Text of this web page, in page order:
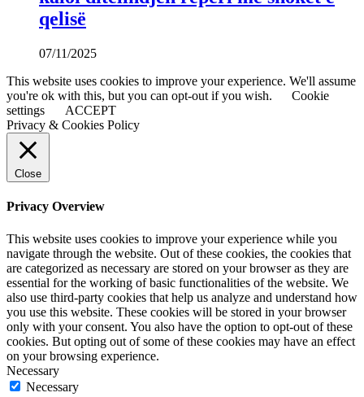
qelisë
07/11/2025
This website uses cookies to improve your experience. We'll assume
you're ok with this, but you can opt-out if you wish.
Cookie
settings
ACCEPT
Privacy & Cookies Policy
Close
Privacy Overview
This website uses cookies to improve your experience while you
navigate through the website. Out of these cookies, the cookies that
are categorized as necessary are stored on your browser as they are
essential for the working of basic functionalities of the website. We
also use third-party cookies that help us analyze and understand how
you use this website. These cookies will be stored in your browser
only with your consent. You also have the option to opt-out of these
cookies. But opting out of some of these cookies may have an effect
on your browsing experience.
Necessary
Necessary